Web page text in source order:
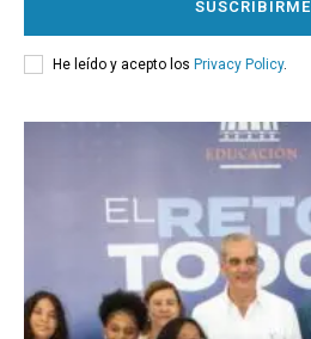
SUSCRIBIRME
He leído y acepto los Privacy Policy.